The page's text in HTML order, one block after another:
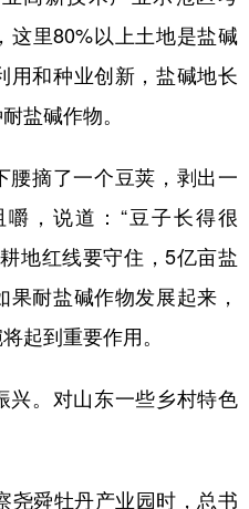
这里80%以上土地是盐碱
用和种业创新，盐碱地长
盐碱作物。
摘了一个豆荚，剥出一
，说道：“豆子长得很
地红线要守住，5亿亩盐
耐盐碱作物发展起来，
起到重要作用。
。对山东一些乡村特色
舜牡丹产业园时，总书